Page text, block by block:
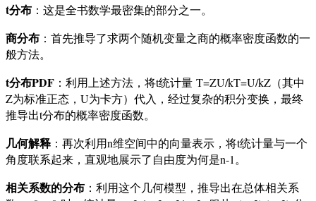
t分布 ：这是全书数学最密集的部分之一。
商分布 ：首先推导了求两个随机变量之商的概率密度函数的一
般方法。
t分布PDF ：利用上述方法，将t统计量 T=ZU/kT=U/kZ （其中
Z为标准正态，U为卡方）代入，经过复杂的积分变换，最终
推导出t分布的概率密度函数。
几何解释 ：再次利用n维空间中的向量表示，将t统计量与一个
角度联系起来，直观地展示了自由度为何是n-1。
相关系数的分布 ：利用这个几何模型，推导出在总体相关系